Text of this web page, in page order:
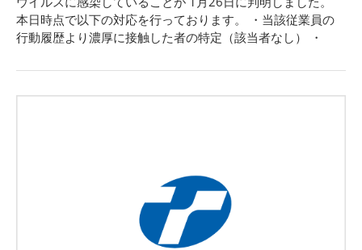
本日時点で以下の対応を行っております。 ・当該従業員の
行動履歴より濃厚に接触した者の特定（該当者なし） ・